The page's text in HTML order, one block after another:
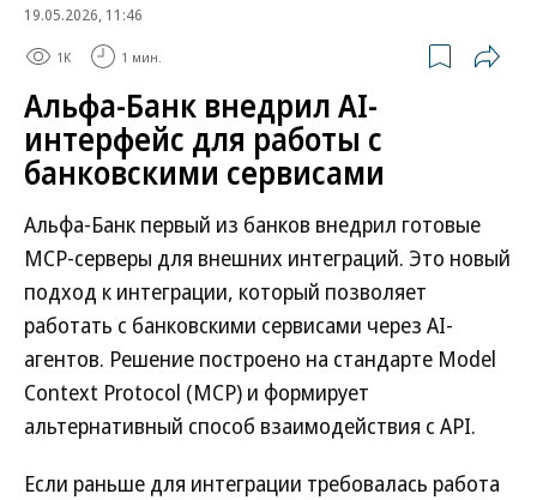
19.05.2026, 11:46
1K 1 мин.
Альфа-Банк внедрил AI-
интерфейс для работы с
банковскими сервисами
Альфа-Банк первый из банков внедрил готовые
MCP-серверы для внешних интеграций. Это новый
подход к интеграции, который позволяет
работать с банковскими сервисами через AI-
агентов. Решение построено на стандарте Model
Context Protocol (MCP) и формирует
альтернативный способ взаимодействия с API.
Если раньше для интеграции требовалась работа